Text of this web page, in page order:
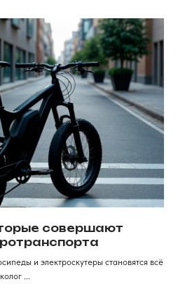
совершают
и электроскутеры становятся всё
...